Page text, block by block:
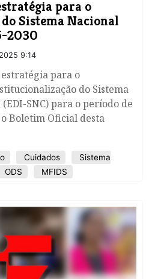
para o
Sistema Nacional
2030
9:14
para o
do Sistema
SNC) para o período de
o Boletim Oficial desta
Cuidados
Sistema
ODS MFIDS